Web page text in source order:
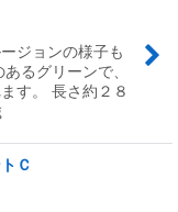
ジョンの様子も
るグリーンで、
す。 長さ約２８
Ｃ